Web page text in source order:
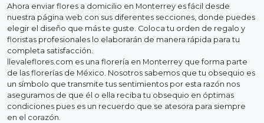
Ahora enviar flores a domicilio en Monterrey es fácil desde
nuestra página web con sus diferentes secciones, donde puedes
elegir el diseño que más te guste. Coloca tu orden de regalo y
floristas profesionales lo elaborarán de manera rápida para tu
completa satisfacción.
llevaleflores.com es una florería en Monterrey que forma parte
de las florerías de México. Nosotros sabemos que tu obsequio es
un símbolo que transmite tus sentimientos por esta razón nos
aseguramos de que él o ella reciba tu obsequio en óptimas
condiciones pues es un recuerdo que se atesora para siempre
en el corazón.